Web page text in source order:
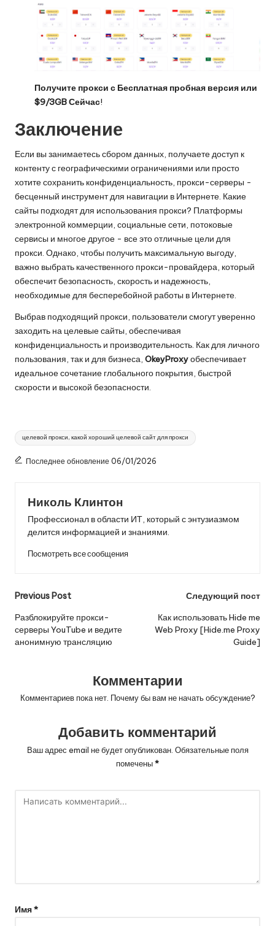
Получите прокси с Бесплатная пробная версия или
$9/3GBСейчас!
Заключение
Если вы занимаетесь сбором данных, получаете доступ к
контенту с географическими ограничениями или просто
хотите сохранить конфиденциальность, прокси-серверы -
бесценный инструмент для навигации в Интернете. Какие
сайты подходят для использования прокси? Платформы
электронной коммерции, социальные сети, потоковые
сервисы и многое другое - все это отличные цели для
прокси. Однако, чтобы получить максимальную выгоду,
важно выбрать качественного прокси-провайдера, который
обеспечит безопасность, скорость и надежность,
необходимые для бесперебойной работы в Интернете.
Выбрав подходящий прокси, пользователи смогут уверенно
заходить на целевые сайты, обеспечивая
конфиденциальность и производительность. Как для личного
пользования, так и для бизнеса, OkeyProxyобеспечивает
идеальное сочетание глобального покрытия, быстрой
скорости и высокой безопасности.
Теги:
целевой прокси, какой хороший целевой сайт для прокси
Последнее обновление 06/01/2026
Николь Клинтон
Профессионал в области ИТ, который с энтузиазмом
делится информацией и знаниями.
Посмотреть все сообщения
Post
navigation
Previous Post
Разблокируйте прокси-
серверы YouTube и ведите
анонимную трансляцию
Следующий пост
Как использовать Hide me
Web Proxy [Hide.me Proxy
Guide]
Комментарии
Комментариев пока нет. Почему бы вам не начать обсуждение?
Добавить комментарий
Ваш адрес email не будет опубликован. Обязательные поля
помечены*
Имя*